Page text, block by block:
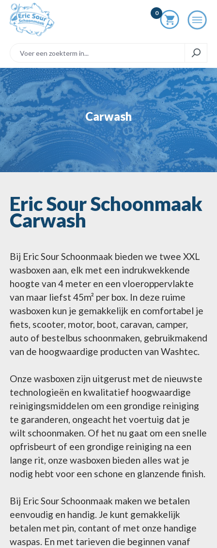
0
Carwash
Eric Sour Schoonmaak
Carwash
Bij Eric Sour Schoonmaak bieden we twee XXL
wasboxen aan, elk met een indrukwekkende
hoogte van 4 meter en een vloeroppervlakte
van maar liefst 45m² per box. In deze ruime
wasboxen kun je gemakkelijk en comfortabel je
fiets, scooter, motor, boot, caravan, camper,
auto of bestelbus schoonmaken, gebruikmakend
van de hoogwaardige producten van Washtec.
Onze wasboxen zijn uitgerust met de nieuwste
technologieën en kwalitatief hoogwaardige
reinigingsmiddelen om een grondige reiniging
te garanderen, ongeacht het voertuig dat je
wilt schoonmaken. Of het nu gaat om een snelle
opfrisbeurt of een grondige reiniging na een
lange rit, onze wasboxen bieden alles wat je
nodig hebt voor een schone en glanzende finish.
Bij Eric Sour Schoonmaak maken we betalen
eenvoudig en handig. Je kunt gemakkelijk
betalen met pin, contant of met onze handige
waspas. En met tarieven die beginnen vanaf